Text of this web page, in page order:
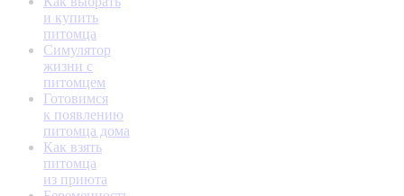
и купить
питомца
Симулятор
жизни с
питомцем
Готовимся
к появлению
питомца дома
Как взять
питомца
из приюта